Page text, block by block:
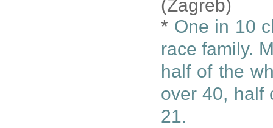
(Zagreb)
* One in 10
race family.
half of the
over 40, half
21.